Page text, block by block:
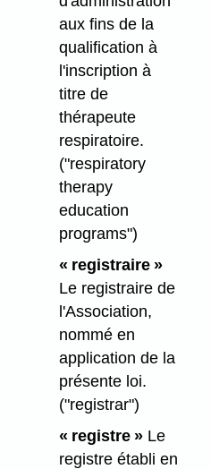
aux fins de la
qualification à
l'inscription à
titre de
thérapeute
respiratoire.
("respiratory
therapy
education
programs")
« registraire »
Le registraire de
l'Association,
nommé en
application de la
présente loi.
("registrar")
« registre »Le
registre établi en